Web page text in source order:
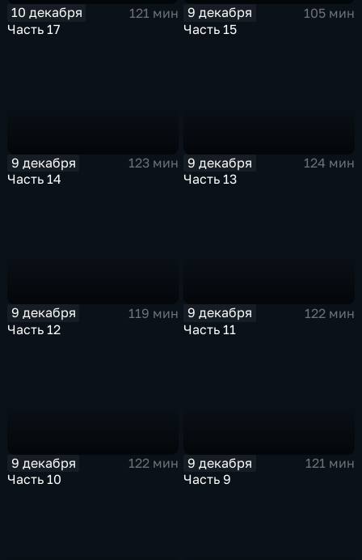
10 декабря
121 мин
Часть 17
9 декабря
105 мин
Часть 15
9 декабря
123 мин
Часть 14
9 декабря
124 мин
Часть 13
9 декабря
119 мин
Часть 12
9 декабря
122 мин
Часть 11
9 декабря
122 мин
Часть 10
9 декабря
121 мин
Часть 9